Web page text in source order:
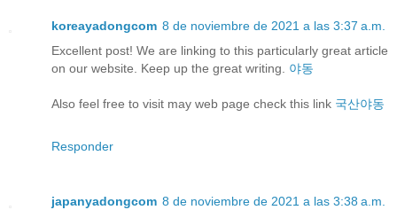
koreayadongcom 8 de noviembre de 2021 a las 3:37 a.m.
Excellent post! We are linking to this particularly great article
on our website. Keep up the great writing. 야동
Also feel free to visit may web page check this link 국산야동
Responder
japanyadongcom 8 de noviembre de 2021 a las 3:38 a.m.